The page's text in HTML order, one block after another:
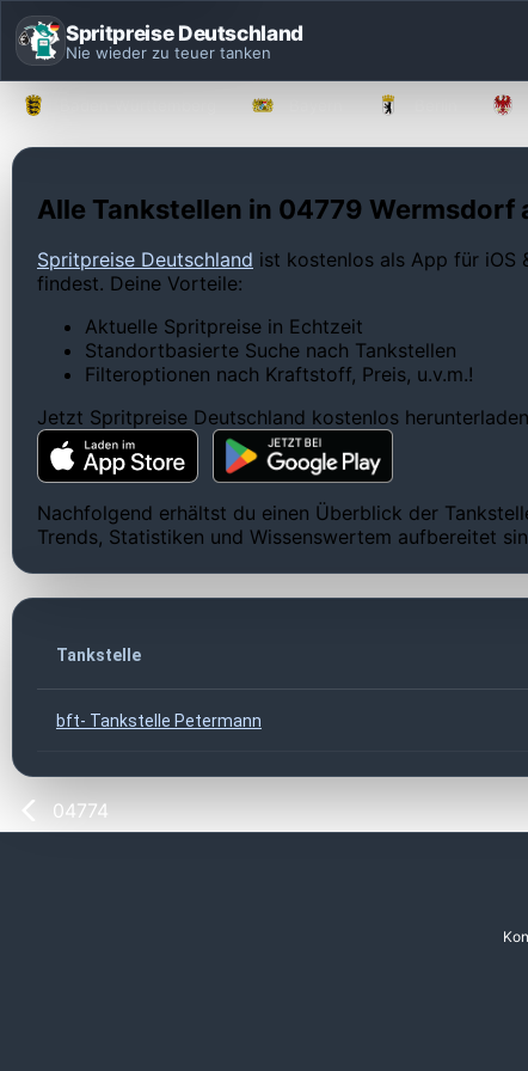
Spritpreise Deutschland
Nie wieder zu teuer tanken
Alle Tankstellen in 04779 Wermsdorf
Spritpreise Deutschland ist kostenlos als App für iOS
findest. Deine Vorteile:
Aktuelle Spritpreise in Echtzeit
Standortbasierte Suche nach Tankstellen
Filteroptionen nach Kraftstoff, Preis, u.v.m.!
Jetzt Spritpreise Deutschland kostenlos
Nachfolgend erhältst du einen Überblick der
Trends, Statistiken und Wissenswertem aufbereitet
Tankstelle
bft- Tankstelle Petermann
04774